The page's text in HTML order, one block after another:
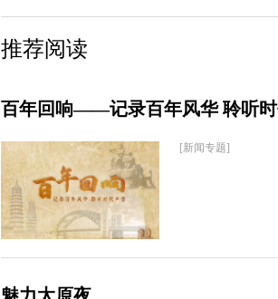
推荐阅读
百年回响——记录百年风华 聆听
[新闻专题]